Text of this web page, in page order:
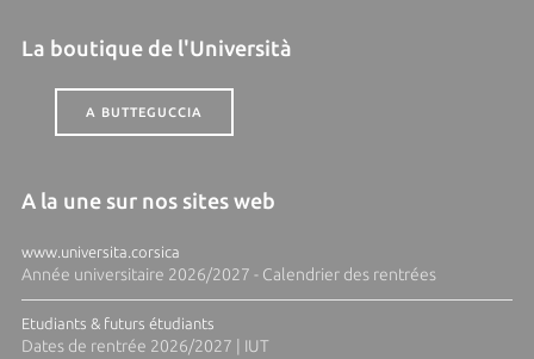
La boutique de l'Università
A BUTTEGUCCIA
A la une sur nos sites web
www.universita.corsica
Année universitaire 2026/2027 - Calendrier des rentrées
Etudiants & futurs étudiants
Dates de rentrée 2026/2027 | IUT